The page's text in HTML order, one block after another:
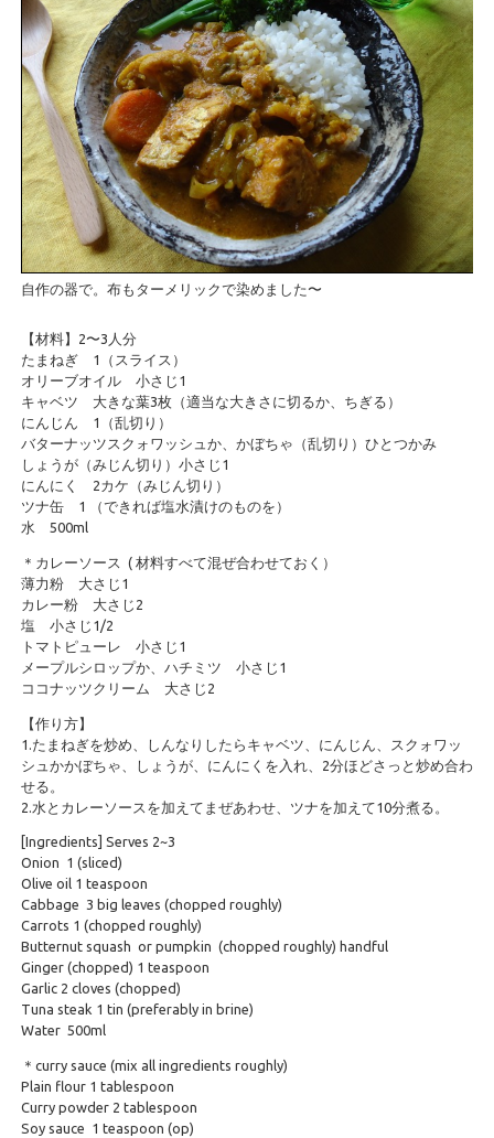
自作の器で。布もターメリックで染めました〜
【材料】2〜3人分
たまねぎ 1（スライス）
オリーブオイル 小さじ1
キャベツ 大きな葉3枚（適当な大きさに切るか、ちぎる）
にんじん 1（乱切り）
バターナッツスクォワッシュか、かぼちゃ（乱切り）ひとつかみ
しょうが（みじん切り）小さじ1
にんにく 2カケ（みじん切り）
ツナ缶 1 （できれば塩水漬けのものを）
水 500ml
＊カレーソース ( 材料すべて混ぜ合わせておく）
薄力粉 大さじ1
カレー粉 大さじ2
塩 小さじ1/2
トマトピューレ 小さじ1
メープルシロップか、ハチミツ 小さじ1
ココナッツクリーム 大さじ2
【作り方】
1.たまねぎを炒め、しんなりしたらキャベツ、にんじん、スクォワッ
シュかかぼちゃ、しょうが、にんにくを入れ、2分ほどさっと炒め合わ
せる。
2.水とカレーソースを加えてまぜあわせ、ツナを加えて10分煮る。
[Ingredients] Serves 2~3
Onion 1 (sliced)
Olive oil 1 teaspoon
Cabbage 3 big leaves (chopped roughly)
Carrots 1 (chopped roughly)
Butternut squash or pumpkin (chopped roughly) handful
Ginger (chopped) 1 teaspoon
Garlic 2 cloves (chopped)
Tuna steak 1 tin (preferably in brine)
Water 500ml
＊curry sauce (mix all ingredients roughly)
Plain flour 1 tablespoon
Curry powder 2 tablespoon
Soy sauce 1 teaspoon (op)